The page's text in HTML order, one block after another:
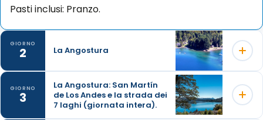
Pasti inclusi: Pranzo.
GIORNO
2 La Angostura
Godetevi una giornata libera per esplorare il fascino
e la bellezza naturale di Villa La Angostura al vostro
GIORNO
3
La Angostura: San Martín
de Los Andes e la strada dei
7 laghi (giornata intera).